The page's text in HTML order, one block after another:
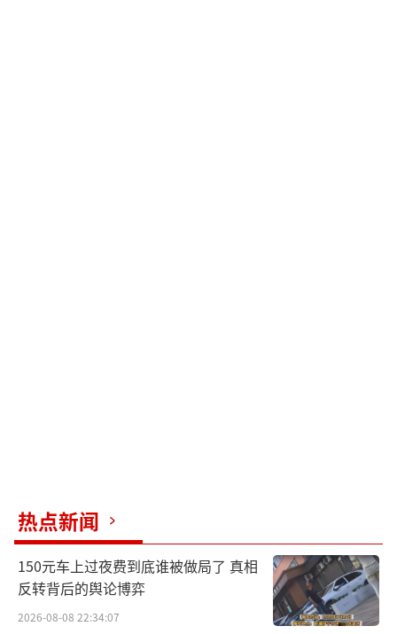
热点新闻
150元车上过夜费到底谁被做局了 真相
反转背后的舆论博弈
2026-08-08 22:34:07